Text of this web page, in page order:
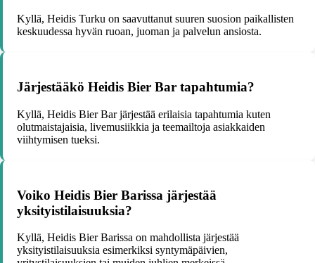
Kyllä, Heidis Turku on saavuttanut suuren suosion paikallisten
keskuudessa hyvän ruoan, juoman ja palvelun ansiosta.
Järjestääkö Heidis Bier Bar tapahtumia?
Kyllä, Heidis Bier Bar järjestää erilaisia tapahtumia kuten
olutmaistajaisia, livemusiikkia ja teemailtoja asiakkaiden
viihtymisen tueksi.
Voiko Heidis Bier Barissa järjestää
yksityistilaisuuksia?
Kyllä, Heidis Bier Barissa on mahdollista järjestää
yksityistilaisuuksia esimerkiksi syntymäpäivien,